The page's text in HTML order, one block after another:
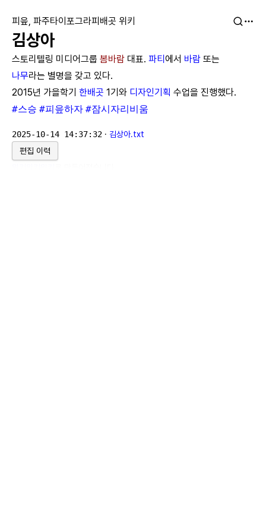
피읖, 파주타이포그라피배곳 위키
김상아
스토리텔링 미디어그룹 봄바람 대표. 파티에서 바람 또는
나무라는 별명을 갖고 있다.
2015년 가을학기 한배곳 1기와 디자인기획 수업을 진행했다.
#스승 #피읖하자 #잠시자리비움
2025-10-14 14:37:32 · 김상아.txt
편집 이력